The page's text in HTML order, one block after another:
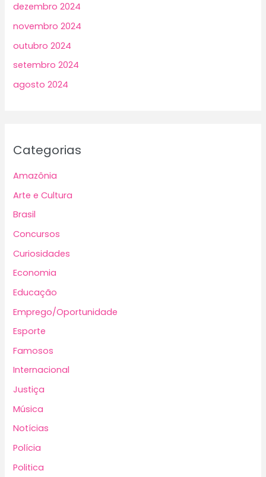
dezembro 2024
novembro 2024
outubro 2024
setembro 2024
agosto 2024
Categorias
Amazônia
Arte e Cultura
Brasil
Concursos
Curiosidades
Economia
Educação
Emprego/Oportunidade
Esporte
Famosos
Internacional
Justiça
Música
Notícias
Polícia
Politica